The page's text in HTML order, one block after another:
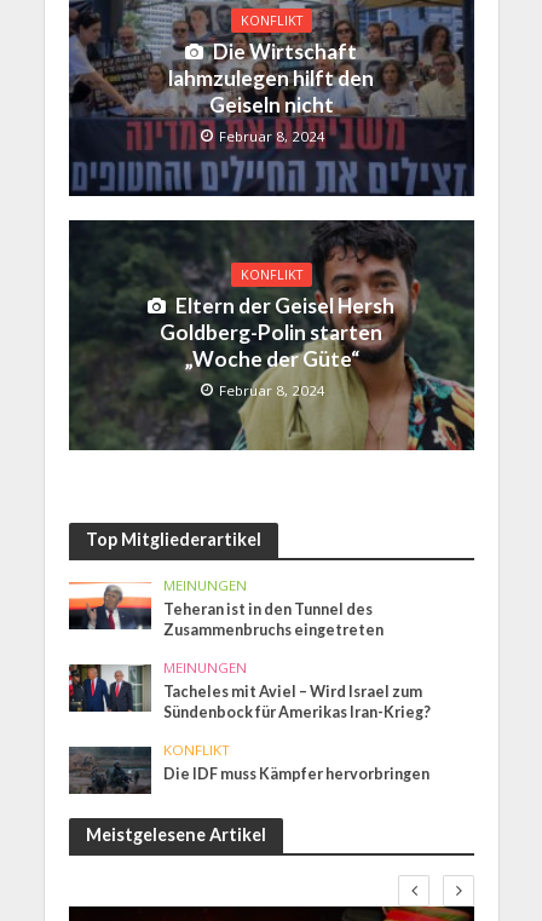
KONFLIKT
Die Wirtschaft
lahmzulegen hilft den
Geiseln nicht
Februar 8, 2024
KONFLIKT
Eltern der Geisel Hersh
Goldberg-Polin starten
„Woche der Güte“
Februar 8, 2024
Top Mitgliederartikel
MEINUNGEN
Teheran ist in den Tunnel des
Zusammenbruchs eingetreten
MEINUNGEN
Tacheles mit Aviel – Wird Israel zum
Sündenbock für Amerikas Iran-Krieg?
KONFLIKT
Die IDF muss Kämpfer hervorbringen
Meistgelesene Artikel